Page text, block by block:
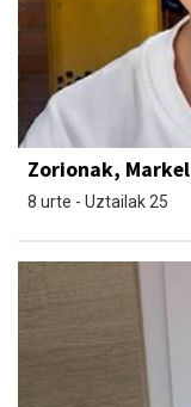
Zorionak, Markel
8 urte - Uztailak 25